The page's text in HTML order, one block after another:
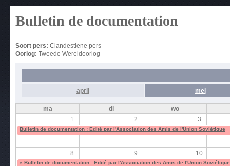
Bulletin de documentation
Soort pers: Clandestiene pers
Oorlog: Tweede Wereldoorlog
april mei
ma di
wo
1
2 3
Bulletin de documentation : Edité par l'Association des Amis de l'Union Soviétique
8 9 10
« Bulletin de documentation : Edité par l'Association des Amis de l'Union Soviétique